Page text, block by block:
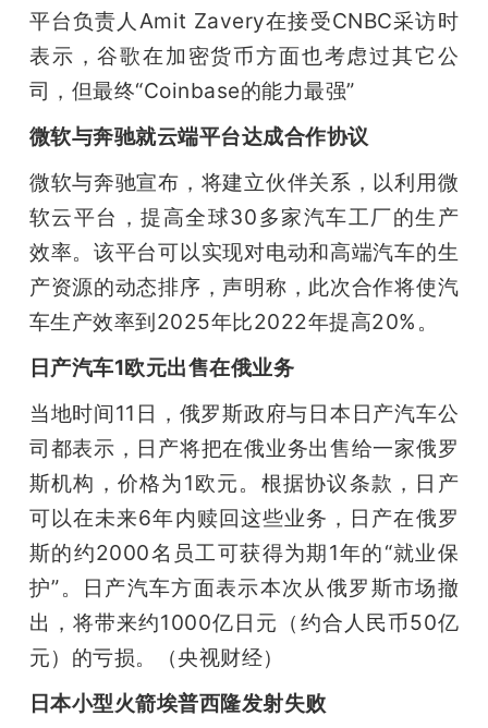
平台负责人Amit Zavery在接受CNBC采访时
表示，谷歌在加密货币方面也考虑过其它公
司，但最终“Coinbase的能力最强”
微软与奔驰就云端平台达成合作协议
微软与奔驰宣布，将建立伙伴关系，以利用微
软云平台，提高全球30多家汽车工厂的生产
效率。该平台可以实现对电动和高端汽车的生
产资源的动态排序，声明称，此次合作将使汽
车生产效率到2025年比2022年提高20%。
日产汽车1欧元出售在俄业务
当地时间11日，俄罗斯政府与日本日产汽车公
司都表示，日产将把在俄业务出售给一家俄罗
斯机构，价格为1欧元。根据协议条款，日产
可以在未来6年内赎回这些业务，日产在俄罗
斯的约2000名员工可获得为期1年的“就业保
护”。日产汽车方面表示本次从俄罗斯市场撤
出，将带来约1000亿日元（约合人民币50亿
元）的亏损。（央视财经）
日本小型火箭埃普西隆发射失败